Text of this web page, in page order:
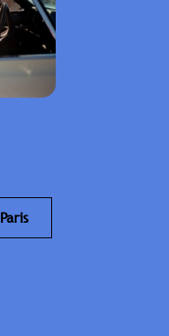
Paris